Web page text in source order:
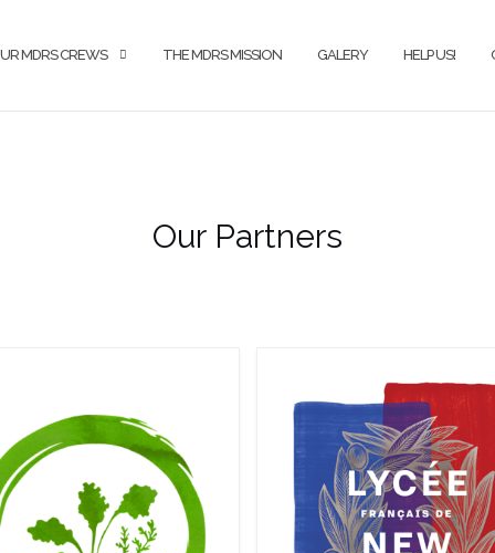
MDRS CREWS THE MDRS MISSION GALERY HELP US!
Our Partners